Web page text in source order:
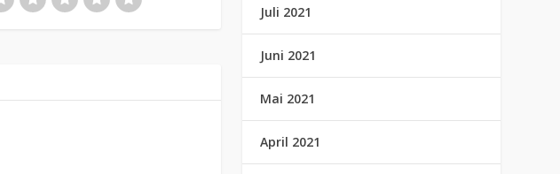
Juli 2021
Juni 2021
Mai 2021
April 2021